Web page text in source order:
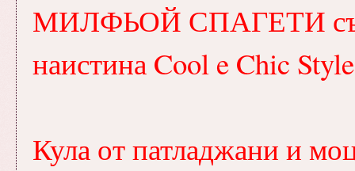
МИЛФЬОЙ СПАГЕТИ
наистина Cool e Chic
Кула от патладжани и